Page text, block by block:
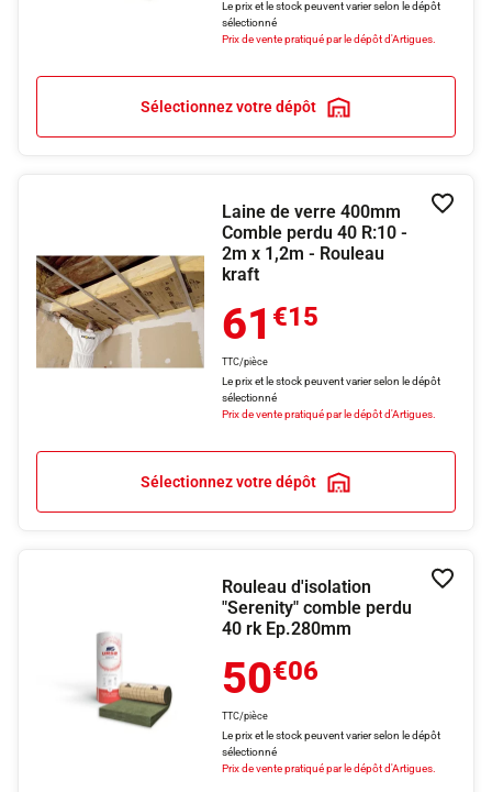
Le prix et le stock peuvent varier selon le dépôt
sélectionné
Prix de vente pratiqué par le dépôt d'Artigues.
Sélectionnez votre dépôt
Laine de verre 400mm
Comble perdu 40 R:10 -
2m x 1,2m - Rouleau
kraft
61 €15
TTC/pièce
Le prix et le stock peuvent varier selon le dépôt
sélectionné
Prix de vente pratiqué par le dépôt d'Artigues.
Sélectionnez votre dépôt
Rouleau d'isolation
"Serenity" comble perdu
40 rk Ep.280mm
50€06
TTC/pièce
Le prix et le stock peuvent varier selon le dépôt
sélectionné
Prix de vente pratiqué par le dépôt d'Artigues.